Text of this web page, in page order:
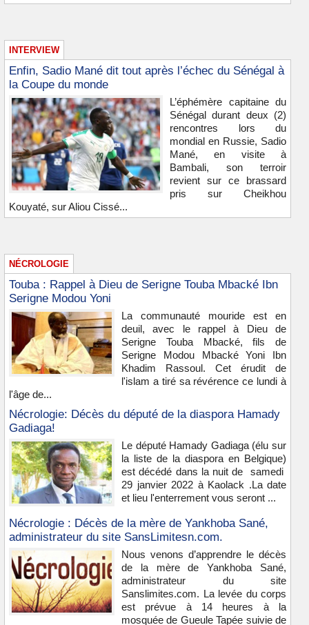
INTERVIEW
Enfin, Sadio Mané dit tout après l’échec du Sénégal à
la Coupe du monde
L’éphémère capitaine du
Sénégal durant deux (2)
rencontres lors du
mondial en Russie, Sadio
Mané, en visite à
Bambali, son terroir
revient sur ce brassard
pris sur Cheikhou
Kouyaté, sur Aliou Cissé...
NÉCROLOGIE
Touba : Rappel à Dieu de Serigne Touba Mbacké Ibn
Serigne Modou Yoni
La communauté mouride est en
deuil, avec le rappel à Dieu de
Serigne Touba Mbacké, fils de
Serigne Modou Mbacké Yoni Ibn
Khadim Rassoul. Cet érudit de
l'islam a tiré sa révérence ce lundi à
l'âge de...
Nécrologie: Décès du député de la diaspora Hamady
Gadiaga!
Le député Hamady Gadiaga (élu sur
la liste de la diaspora en Belgique)
est décédé dans la nuit de samedi
29 janvier 2022 à Kaolack .La date
et lieu l'enterrement vous seront ...
Nécrologie : Décès de la mère de Yankhoba Sané,
administrateur du site SansLimitesn.com.
Nous venons d’apprendre le décès
de la mère de Yankhoba Sané,
administrateur du site
Sanslimites.com. La levée du corps
est prévue à 14 heures à la
mosquée de Gueule Tapée suivie de